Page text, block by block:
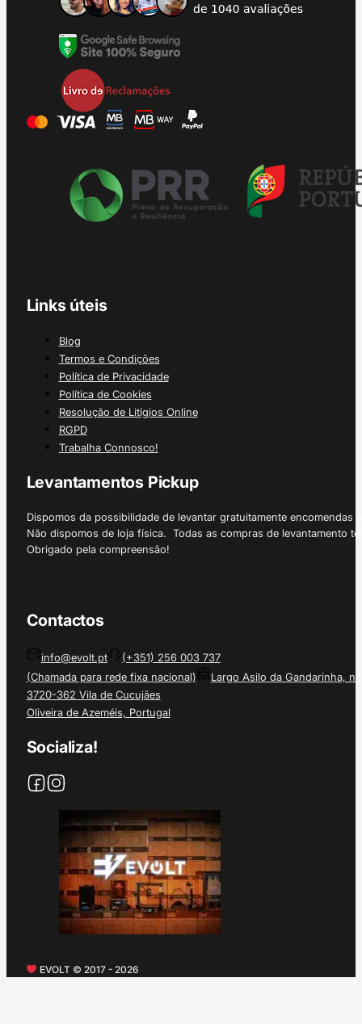
Links úteis
Blog
Termos e Condições
Política de Privacidade
Política de Cookies
Resolução de Litígios Online
RGPD
Trabalha Connosco!
Levantamentos Pickup
Dispomos da possibilidade de levantar gratuitamente
Não dispomos de loja física. Todas as compras de levantamento
Obrigado pela compreensão!
Contactos
info@evolt.pt
(+351) 256 003 737
(Chamada para rede fixa nacional)
Largo Asilo da Gandarinha, nº
3720-362 Vila de Cucujães
Oliveira de Azeméis, Portugal
Socializa!
EVOLT © 2017 - 2026